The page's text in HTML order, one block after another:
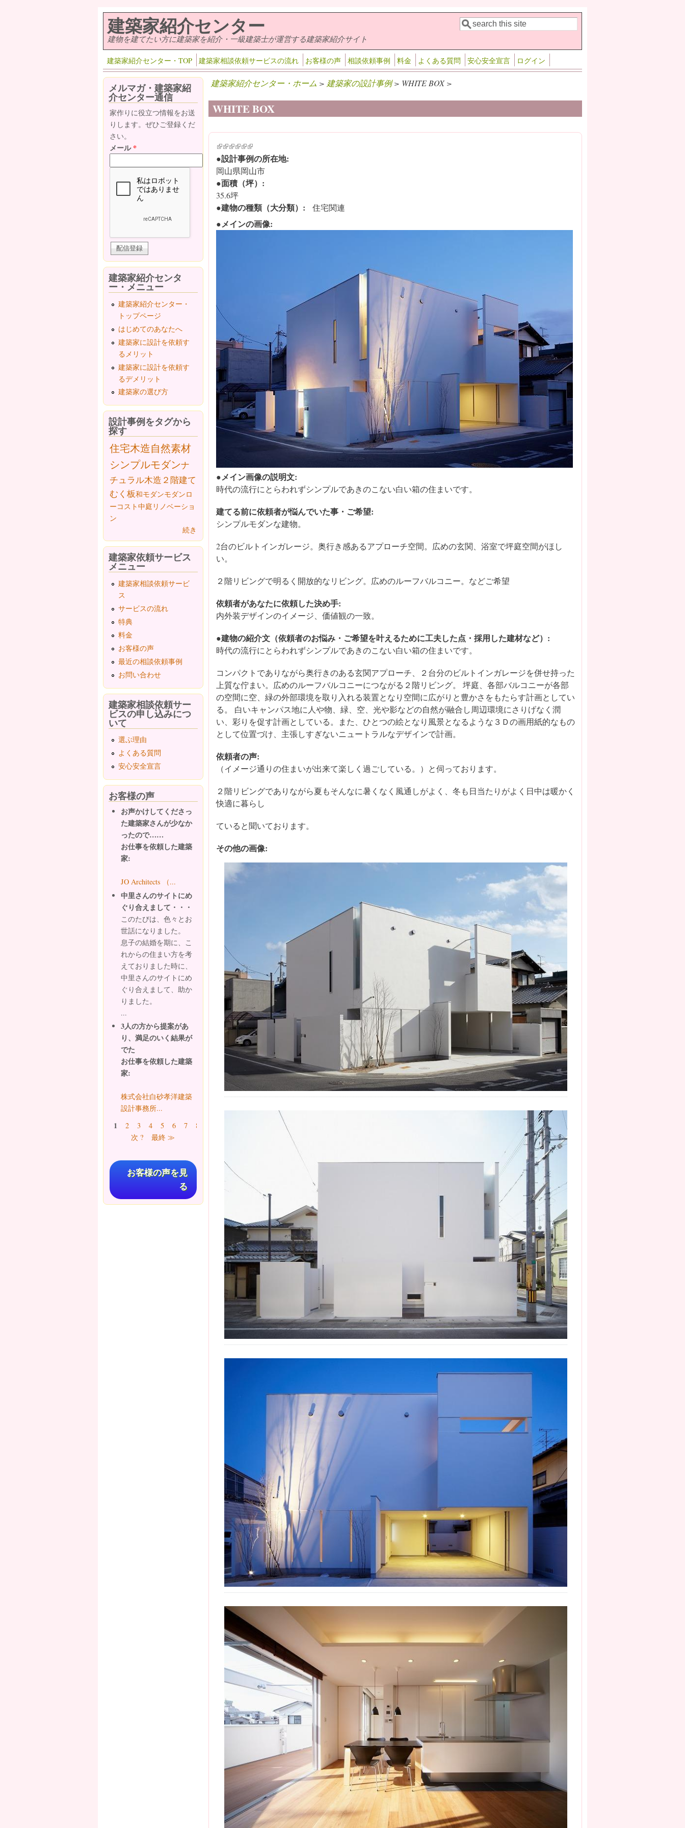
建築家紹介センター
建物を建てたい方に建築家を紹介・一級建築士が運営する建築家紹介サイト 検索フォーム
検索
建築家紹介センター・TOP 建築家相談依頼サービスの流れ お客様の声 相談依頼事例 料金 よくある質問 安心安全宣言 ログイン
建築家紹介センター・ホーム > 建築家の設計事例> WHITE BOX >
WHITE BOX
(link is external)
(link is external)
(link is external)
(link is external)
(link is external)
(link is external)
●設計事例の所在地:
岡山県岡山市
●面積（坪）:
35.6坪
●建物の種類（大分類）: 住宅関連
●メインの画像:
●メイン画像の説明文:
時代の流行にとらわれずシンプルであきのこない白い箱の住まいです。
建てる前に依頼者が悩んでいた事・ご希望:
シンプルモダンな建物。
2台のビルトインガレージ。奥行き感あるアプローチ空間。広めの玄関、浴室で坪庭空間がほし
い。
２階リビングで明るく開放的なリビング。広めのルーフバルコニー。などご希望
依頼者があなたに依頼した決め手:
内外装デザインのイメージ、価値観の一致。
●建物の紹介文（依頼者のお悩み・ご希望を叶えるために工夫した点・採用した建材など）:
時代の流行にとらわれずシンプルであきのこない白い箱の住まいです。
コンパクトでありながら奥行きのある玄関アプローチ、２台分のビルトインガレージを併せ持った
上質な佇まい。広めのルーフバルコニーにつながる２階リビング。 坪庭、各部バルコニーが各部
の空間に空、緑の外部環境を取り入れる装置となり空間に広がりと豊かさをもたらす計画としてい
る。 白いキャンパス地に人や物、緑、空、光や影などの自然が融合し周辺環境にさりげなく潤
い、彩りを促す計画としている。また、ひとつの絵となり風景となるような３Ｄの画用紙的なもの
として位置づけ、主張しすぎないニュートラルなデザインで計画。
依頼者の声:
（イメージ通りの住まいが出来て楽しく過ごしている。）と伺っております。
２階リビングでありながら夏もそんなに暑くなく風通しがよく、冬も日当たりがよく日中は暖かく
快適に暮らし
ていると聞いております。
その他の画像:
メルマガ・建築家紹
介センター通信
家作りに役立つ情報をお送
りします。ぜひご登録くだ
さい。
メール*
建築家紹介センタ
ー・メニュー
建築家紹介センター・
トップページ
はじめてのあなたへ
建築家に設計を依頼す
るメリット
建築家に設計を依頼す
るデメリット
建築家の選び方
設計事例をタグから
探す
住宅木造自然素材
シンプルモダンナ
チュラル木造２階建て
むく板和モダンモダンロ
ーコスト中庭 リノベーショ
ン
続き
建築家依頼サービス
メニュー
建築家相談依頼サービ
ス
サービスの流れ
特典
料金
お客様の声
最近の相談依頼事例
お問い合わせ
建築家相談依頼サー
ビスの申し込みにつ
いて
選ぶ理由
よくある質問
安心安全宣言
お客様の声
お声かけしてくださっ
た建築家さんが少なか
ったので……
お仕事を依頼した建築
家:
JO Architects （...
中里さんのサイトにめ
ぐり合えまして・・・
このたびは、色々とお
世話になりました。
息子の結婚を期に、こ
れからの住まい方を考
えておりました時に、
中里さんのサイトにめ
ぐり合えまして、助か
りました。
...
3人の方から提案があ
り、満足のいく結果が
でた
お仕事を依頼した建築
家:
株式会社白砂孝洋建築
設計事務所...
ページ
1 2 3 4 5 6 7 8
次 ?
最終 ≫
お客様の声を見
る